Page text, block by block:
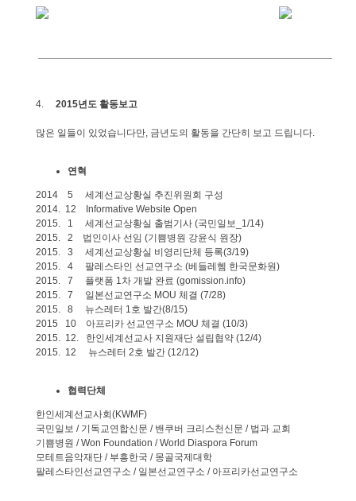
4. 2015년도 활동보고
많은 일들이 있었습니다만, 금년도의 활동을 간단히 보고 드립니다.
연혁
2014 5 세계선교상황실 추진위원회 구성
2014. 12 Informative Website Open
2015. 1 세계선교상황실 출범기사 (국민일보 _1/14)
2015. 2 법인이사 선임 (기쁨병원 강윤식 원장)
2015. 3 세계선교상황실 비영리단체 등록(3/19)
2015. 4 팔레스타인 선교연구소 (베들레헴 한국문화원)
2015. 7 플랫폼 1차 개발 완료 (gomission.info)
2015. 7 일본선교연구소 MOU 체결 (7/28)
2015. 8 뉴스레터 1호 발간(8/15)
2015 10 아프리카 선교연구소 MOU 체결 (10/3)
2015. 12. 한인세계선교사 지원재단 설립협약 (12/4)
2015. 12 뉴스레터 2호 발간 (12/12)
협력단체
한인세계선교사회 (KWMF)
국민일보 / 기독교연합신문 / 밴쿠버 크리스천신문 / 법과 교회
기쁨병원 / Won Foundation / World Diaspora Forum
모테트음악재단 / 부흥한국 / 몽골국제대학
팔레스타인선교연구소 / 일본선교연구소 / 아프리카선교연구소